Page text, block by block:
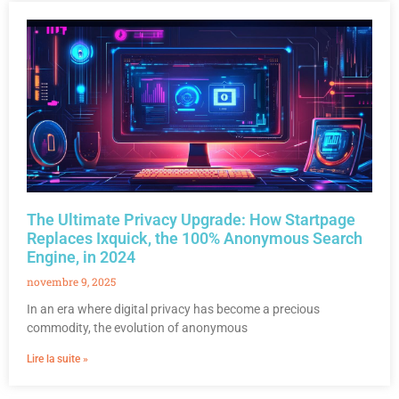
The Ultimate Privacy Upgrade: How Startpage
Replaces Ixquick, the 100% Anonymous Search
Engine, in 2024
novembre 9, 2025
In an era where digital privacy has become a precious
commodity, the evolution of anonymous
Lire la suite »